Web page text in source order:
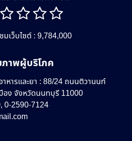
มเว็บไซต์ : 9,784,000
าพผู้บริโภค
หารและยา : 88/24 ถนนติวานนท์
อง จังหวัดนนทบุรี 11000
0-2590-7124